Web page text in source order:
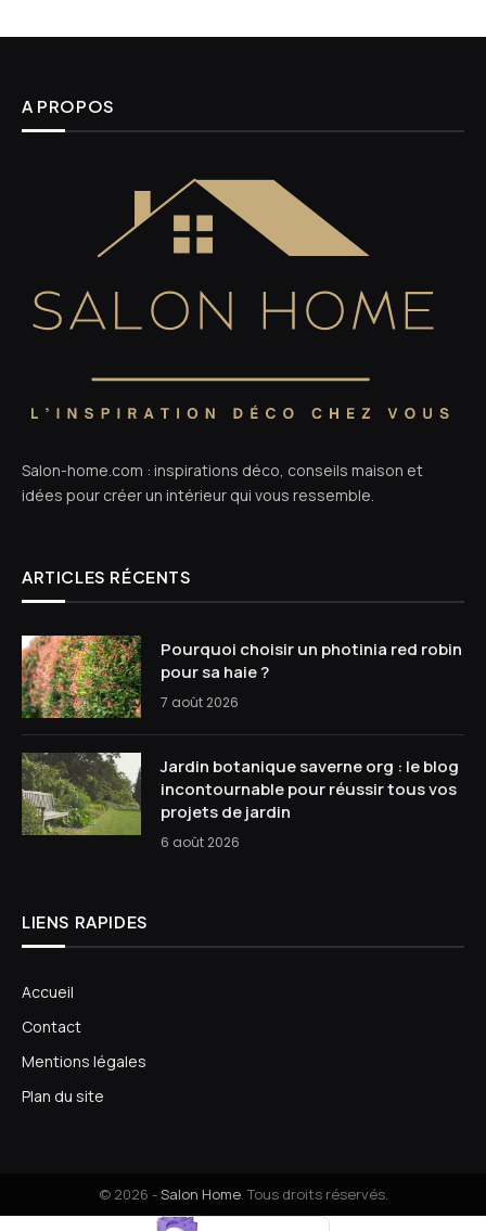
A PROPOS
Salon-home.com : inspirations déco, conseils maison et
idées pour créer un intérieur qui vous ressemble.
ARTICLES RÉCENTS
Pourquoi choisir un photinia red robin
pour sa haie ?
7 août 2026
Jardin botanique saverne org : le blog
incontournable pour réussir tous vos
projets de jardin
6 août 2026
LIENS RAPIDES
Accueil
Contact
Mentions légales
Plan du site
© 2026 -Salon Home. Tous droits réservés.